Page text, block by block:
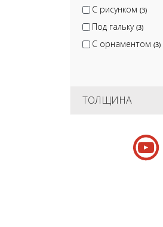
С рисунком (3)
Под гальку (3)
С орнаментом (3)
ТОЛЩИНА